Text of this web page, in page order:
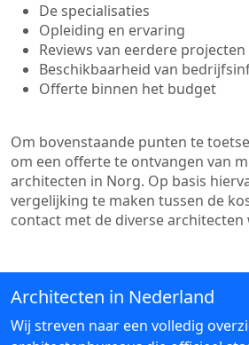
De specialisaties
Opleiding en ervaring
Reviews van eerdere projecten
Beschikbaarheid van
Offerte binnen het budget
Om bovenstaande punten te
om een offerte te ontvangen van
architecten in Norg. Op basis
vergelijking te maken tussen de
contact met de diverse
Architecten in Nederland
Wij streven naar een volledig